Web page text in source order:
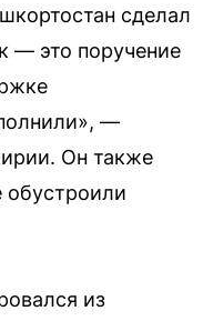
сделал
— это поручение
—
Он также
обустроили
из